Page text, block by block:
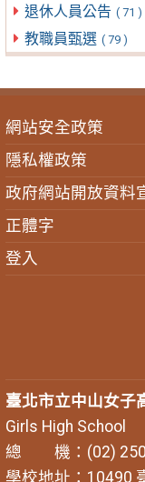
退休人員公告 ( 71 )
教職員甄選 ( 79 )
網站安全政策
隱私權政策
政府網站開放資料
正體字
登入
臺北市立中山女子
Girls High School
總 機：(02)
學校地址：10490